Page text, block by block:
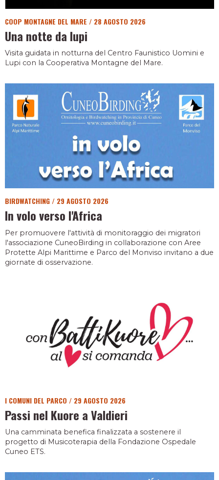
COOP MONTAGNE DEL MARE / 28 AGOSTO 2026
Una notte da lupi
Visita guidata in notturna del Centro Faunistico Uomini e
Lupi con la Cooperativa Montagne del Mare.
BIRDWATCHING / 29 AGOSTO 2026
In volo verso l'Africa
Per promuovere l'attività di monitoraggio dei migratori
l'associazione CuneoBirding in collaborazione con Aree
Protette Alpi Marittime e Parco del Monviso invitano a due
giornate di osservazione.
I COMUNI DEL PARCO / 29 AGOSTO 2026
Passi nel Kuore a Valdieri
Una camminata benefica finalizzata a sostenere il
progetto di Musicoterapia della Fondazione Ospedale
Cuneo ETS.